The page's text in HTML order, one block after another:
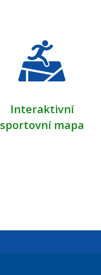
Interaktivní
sportovní mapa